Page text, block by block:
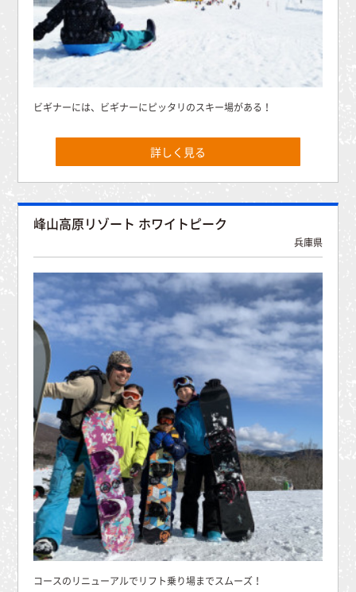
ビギナーには、ビギナーにピッタリのスキー場がある！
詳しく見る
峰山高原リゾート ホワイトピーク
兵庫県
コースのリニューアルでリフト乗り場までスムーズ！